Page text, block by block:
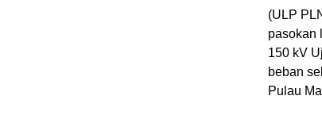
(ULP
pasokan
150 kV
beban
Pulau